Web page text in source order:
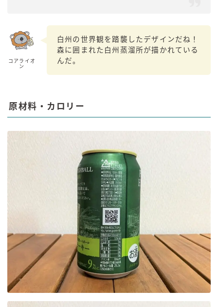
コアライオ
ン
白州の世界観を踏襲したデザインだね！
森に囲まれた白州蒸溜所が描かれている
んだ。
原材料・カロリー